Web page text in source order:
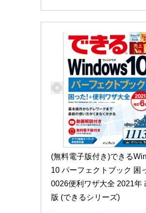
(無料電子版付き)できる
10 パーフェクトブック 困
0026便利ワザ大全 2021年
版 (できるシリーズ)